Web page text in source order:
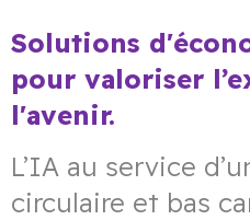
Solutions
pour valoriser
l'avenir.
L’IA au service
circulaire et bas